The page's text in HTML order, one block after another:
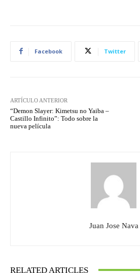
Facebook Twitter
ARTÍCULO ANTERIOR
“Demon Slayer: Kimetsu no Yaiba –
Castillo Infinito”: Todo sobre la
nueva película
Juan Jose Nava
RELATED ARTICLES